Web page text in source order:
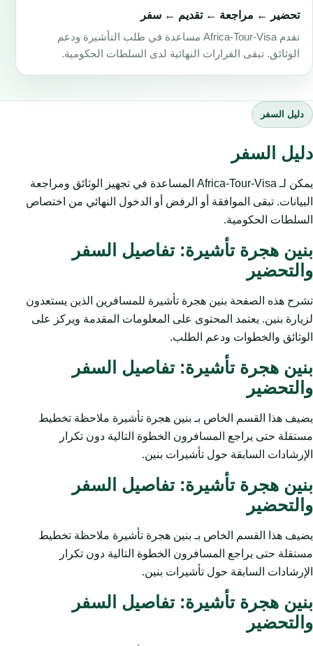
تحضير ← مراجعة ← تقديم ← سفر
تقدم Africa-Tour-Visa مساعدة في طلب التأشيرة ودعم
الوثائق. تبقى القرارات النهائية لدى السلطات الحكومية.
دليل السفر
دليل السفر
يمكن لـ Africa-Tour-Visa المساعدة في تجهيز الوثائق ومراجعة
البيانات. تبقى الموافقة أو الرفض أو الدخول النهائي من اختصاص
السلطات الحكومية.
بنين هجرة تأشيرة: تفاصيل السفر
والتحضير
تشرح هذه الصفحة بنين هجرة تأشيرة للمسافرين الذين يستعدون
لزيارة بنين. يعتمد المحتوى على المعلومات المقدمة ويركز على
الوثائق والخطوات ودعم الطلب.
بنين هجرة تأشيرة: تفاصيل السفر
والتحضير
يضيف هذا القسم الخاص بـ بنين هجرة تأشيرة ملاحظة تخطيط
مستقلة حتى يراجع المسافرون الخطوة التالية دون تكرار
الإرشادات السابقة حول تأشيرات بنين.
بنين هجرة تأشيرة: تفاصيل السفر
والتحضير
يضيف هذا القسم الخاص بـ بنين هجرة تأشيرة ملاحظة تخطيط
مستقلة حتى يراجع المسافرون الخطوة التالية دون تكرار
الإرشادات السابقة حول تأشيرات بنين.
بنين هجرة تأشيرة: تفاصيل السفر
والتحضير